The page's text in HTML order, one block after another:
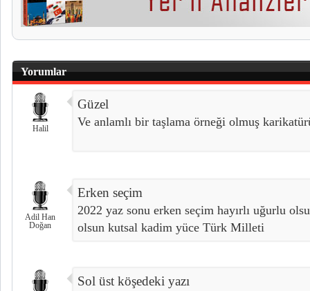
Yorumlar
Halil
Güzel
Ve anlamlı bir taşlama örneği olmuş
Adil Han
Doğan
Erken seçim
2022 yaz sonu erken seçim hayırlı uğurlu
olsun kutsal kadim yüce Türk Milleti
Sol üst köşedeki yazı